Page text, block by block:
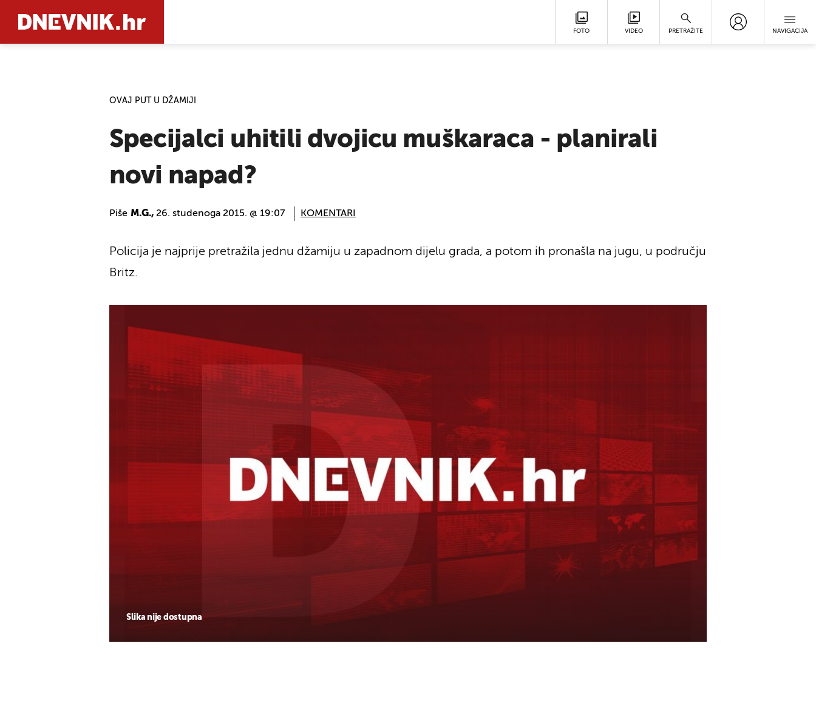
FOTO VIDEO PRETRAŽITE NAVIGACIJA
OVAJ PUT U DŽAMIJI
Specijalci uhitili dvojicu muškaraca - planirali
novi napad?
Piše M.G., 26. studenoga 2015. @ 19:07 KOMENTARI
Slika nije dostupna
Policija je najprije pretražila jednu džamiju u zapadnom dijelu grada, a potom ih pronašla na jugu, u području
Britz.